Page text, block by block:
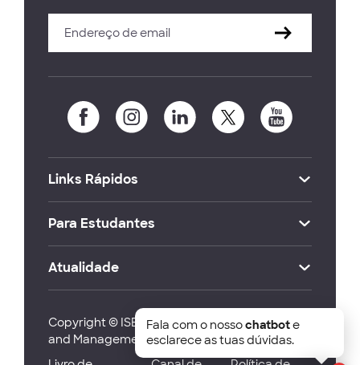
Links Rápidos
Para Estudantes
Atualidade
Copyright © ISEG Lisbon School of Economics
and Management 2026
Fala com o nossochatbote
esclarece as tuas dúvidas.